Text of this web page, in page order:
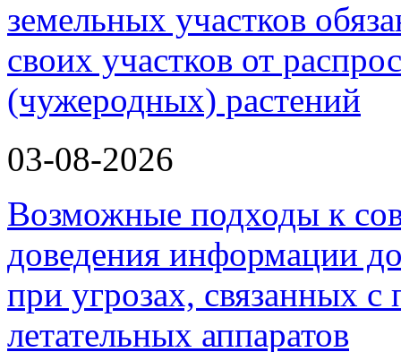
земельных участков
своих участков от
(чужеродных) растений
03-08-2026
Возможные подходы к
доведения информации
при угрозах, связанных
летательных аппаратов